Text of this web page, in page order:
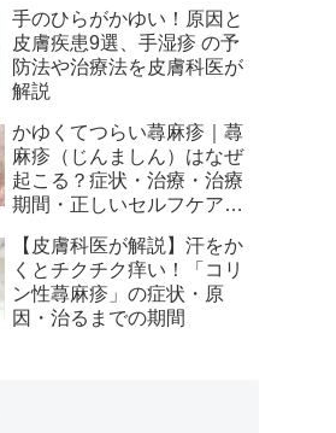
手のひらがかゆい！原因と
皮膚疾患9選、手湿疹 の予
防法や治療法を皮膚科医が
解説
かゆくてつらい蕁麻疹｜蕁
麻疹（じんましん）はなぜ
起こる？症状・治療・治療
期間・正しいセルフケアを
【皮膚科医が解説】汗をか
くとチクチク痒い！「コリ
ン性蕁麻疹」の症状・原
因・治るまでの期間